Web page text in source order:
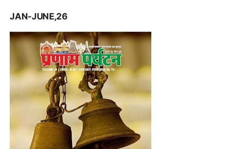
JAN-JUNE,26